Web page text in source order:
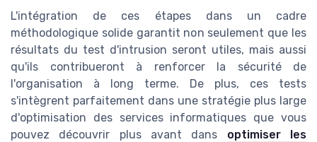
L'intégration de ces étapes dans un cadre
méthodologique solide garantit non seulement que les
résultats du test d'intrusion seront utiles, mais aussi
qu'ils contribueront à renforcer la sécurité de
l'organisation à long terme. De plus, ces tests
s'intègrent parfaitement dans une stratégie plus large
d'optimisation des services informatiques que vous
pouvez découvrir plus avant dans optimiser les